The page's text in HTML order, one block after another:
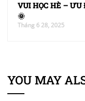
VUI HỌC HÈ – ƯU
🌞
Tháng 6 28, 2025
YOU MAY